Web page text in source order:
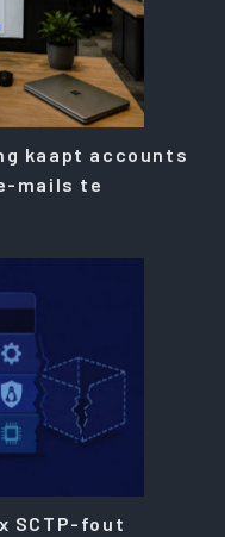
kaapt accounts
mails te
SCTP-fout